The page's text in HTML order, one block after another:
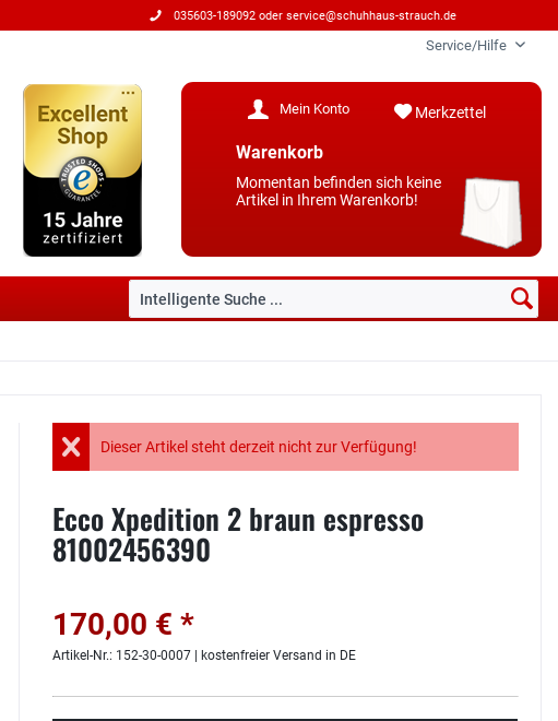
035603-189092 oder service@schuhhaus-strauch.de
Service/Hilfe
Merkzettel
Mein Konto
Warenkorb
Momentan befinden sich keine
Artikel in Ihrem Warenkorb!
Dieser Artikel steht derzeit nicht zur Verfügung!
Ecco Xpedition 2 braun espresso
81002456390
170,00 € *
Artikel-Nr.: 152-30-0007 | kostenfreier Versand in DE